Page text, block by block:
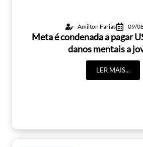
Amilton Farias 09/
Meta é condenada a pagar
danos mentais a
LER MAIS...